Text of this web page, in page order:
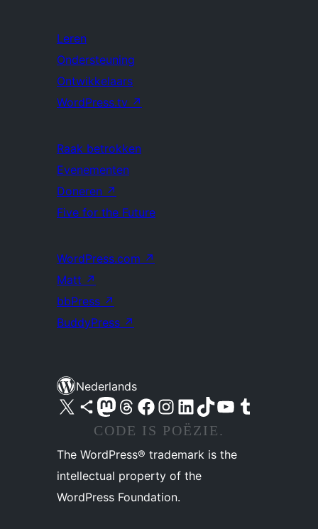
Leren
Ondersteuning
Ontwikkelaars
WordPress.tv ↗
Raak betrokken
Evenementen
Doneren ↗
Five for the Future
WordPress.com ↗
Matt ↗
bbPress ↗
BuddyPress ↗
Nederlands
Bezoek ons X (voorheen Twitter) account
Bezoek ons Bluesky account
Bezoek ons Mastodon account
Bezoek ons Threads account
Onze Facebook pagina bezoeken
Bezoek ons Instagram account
Bezoek ons LinkedIn account
Bezoek ons TikTok account
Bezoek ons YouTube kanaalBezoek ons Tumblr account
CODE IS POËZIE.
The WordPress® trademark is the
intellectual property of the
WordPress Foundation.